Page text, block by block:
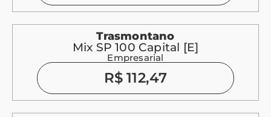
Trasmontano
Mix SP 100 Capital [E]
Empresarial
R$ 112,47